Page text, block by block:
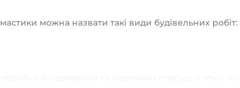
можна назвати такі види будівельних робіт: